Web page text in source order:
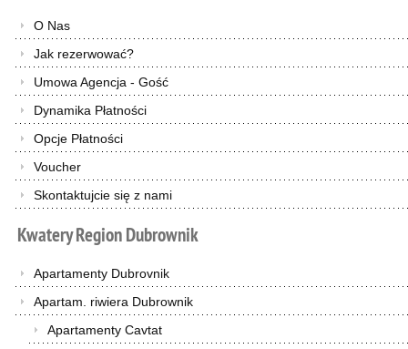
O Nas
Jak rezerwować?
Umowa Agencja - Gość
Dynamika Płatności
Opcje Płatności
Voucher
Skontaktujcie się z nami
KwateryRegionDubrownik
Apartamenty Dubrovnik
Apartam. riwiera Dubrownik
Apartamenty Cavtat